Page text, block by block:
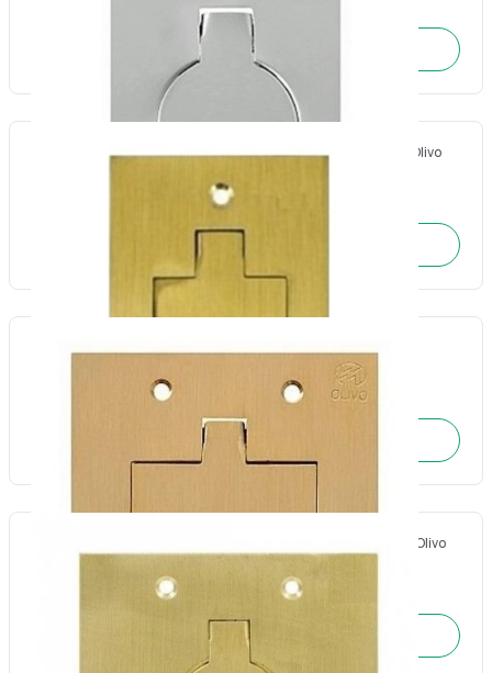
SOLICITE O ORÇAMENTO
Placa piso leve 4x2 latão escovado para 2 RJ45 dourado-Olivo
Cód.: 3518
Placa piso leve 4x4 latão escovado p/3 RJ45-Olivo
SOLICITE O ORÇAMENTO
Placa piso leve 4x4 latão escovado unha simples redonda-Olivo
SOLICITE O ORÇAMENTO